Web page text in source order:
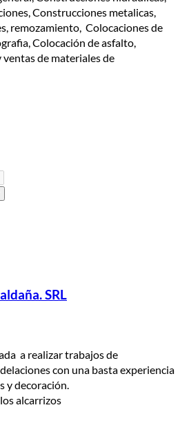
Construcciones metalicas,
remozamiento, Colocaciones de
Colocación de asfalto,
de materiales de
SRL
a realizar trabajos de
con una basta experiencia
y decoración.
alcarrizos